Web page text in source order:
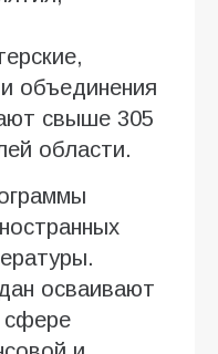
объединения
свыше 305
области.
осваивают
сфере